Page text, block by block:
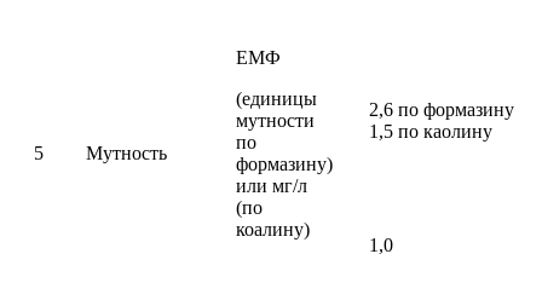
5 Мутность
ЕМФ
(единицы
мутности
по
формазину)
или мг/л
(по
коалину)
2,6 по формазину
1,5 по каолину
1,0